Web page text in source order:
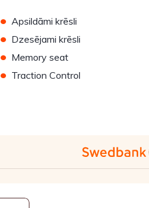
• Apsildāmi krēsli
• Dzesējami krēsli
• Memory seat
• Traction Control